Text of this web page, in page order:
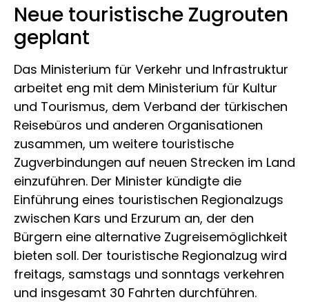
Neue touristische Zugrouten
geplant
Das Ministerium für Verkehr und Infrastruktur
arbeitet eng mit dem Ministerium für Kultur
und Tourismus, dem Verband der türkischen
Reisebüros und anderen Organisationen
zusammen, um weitere touristische
Zugverbindungen auf neuen Strecken im Land
einzuführen. Der Minister kündigte die
Einführung eines touristischen Regionalzugs
zwischen Kars und Erzurum an, der den
Bürgern eine alternative Zugreisemöglichkeit
bieten soll. Der touristische Regionalzug wird
freitags, samstags und sonntags verkehren
und insgesamt 30 Fahrten durchführen.